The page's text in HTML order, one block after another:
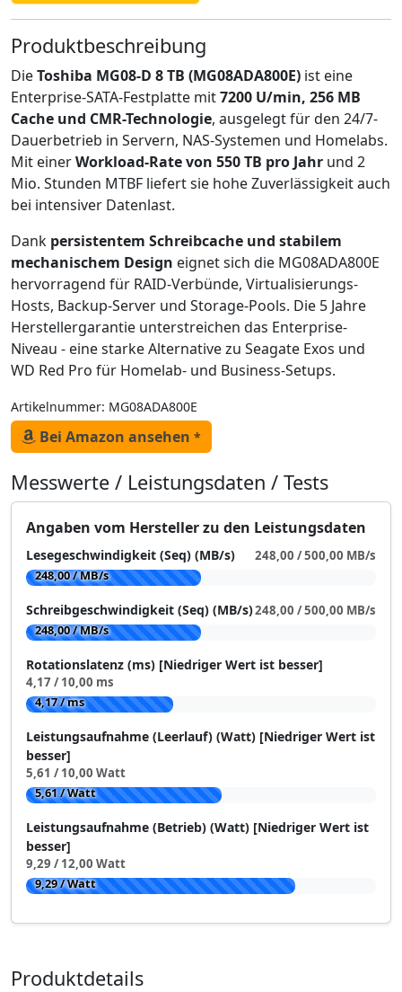
Produktbeschreibung
DieToshiba MG08-D 8 TB (MG08ADA800E) ist eine
Enterprise-SATA-Festplatte mit7200 U/min, 256 MB
Cache und CMR-Technologie, ausgelegt für den 24/7-
Dauerbetrieb in Servern, NAS-Systemen und Homelabs.
Mit einerWorkload-Rate von 550 TB pro Jahr und 2
Mio. Stunden MTBF liefert sie hohe Zuverlässigkeit auch
bei intensiver Datenlast.
Dank persistentem Schreibcache und stabilem
mechanischem Design eignet sich die MG08ADA800E
hervorragend für RAID-Verbünde, Virtualisierungs-
Hosts, Backup-Server und Storage-Pools. Die 5 Jahre
Herstellergarantie unterstreichen das Enterprise-
Niveau - eine starke Alternative zu Seagate Exos und
WD Red Pro für Homelab- und Business-Setups.
Artikelnummer: MG08ADA800E
Bei Amazon ansehen *
Messwerte / Leistungsdaten / Tests
Angaben vom Hersteller zu den Leistungsdaten
Lesegeschwindigkeit (Seq) (MB/s)
248,00 / 500,00 MB/s
248,00 / MB/s
Schreibgeschwindigkeit (Seq) (MB/s)248,00 / 500,00 MB/s
248,00 / MB/s
Rotationslatenz (ms) [Niedriger Wert ist besser]
4,17 / 10,00 ms
4,17 / ms
Leistungsaufnahme (Leerlauf) (Watt) [Niedriger Wert ist
besser]
5,61 / 10,00 Watt
5,61 / Watt
Leistungsaufnahme (Betrieb) (Watt) [Niedriger Wert ist
besser]
9,29 / 12,00 Watt
9,29 / Watt
Produktdetails